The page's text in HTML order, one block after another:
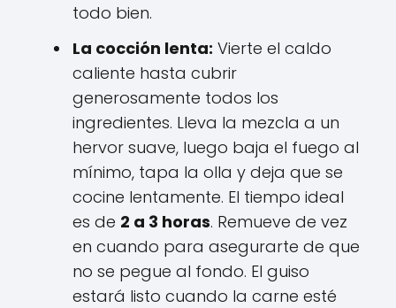
todo bien.
La cocción lenta: Vierte el caldo
caliente hasta cubrir
generosamente todos los
ingredientes. Lleva la mezcla a un
hervor suave, luego baja el fuego al
mínimo, tapa la olla y deja que se
cocine lentamente. El tiempo ideal
es de 2 a 3 horas. Remueve de vez
en cuando para asegurarte de que
no se pegue al fondo. El guiso
estará listo cuando la carne esté